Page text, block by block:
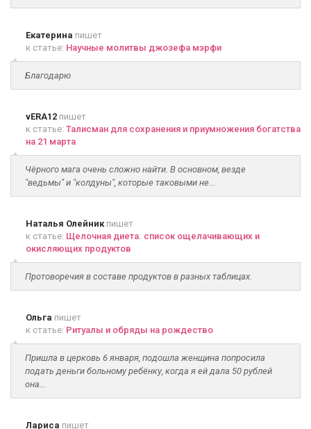
Екатерина пишет
к статье: Научные молитвы джозефа мэрфи
Благодарю
vERA12 пишет
к статье: Талисман для сохранения и приумножения богатства
на 21 марта
Чёрного мага очень сложно найти. В основном, везде
"ведьмы" и "колдуны", которые таковыми не...
Наталья Олейникпишет
к статье: Щелочная диета. список ощелачивающих и
окисляющих продуктов
Протоворечия в составе продуктов в разных таблицах.
Ольга пишет
к статье: Ритуалы и обряды на рождество
Пришла в церковь 6 января, подошла женщина попросила
подать деньги больному ребёнку, когда я ей дала 50 рублей
она...
Лариса пишет